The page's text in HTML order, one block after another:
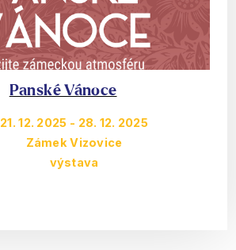
Panské Vánoce
21. 12. 2025 - 28. 12. 2025
Zámek Vizovice
výstava